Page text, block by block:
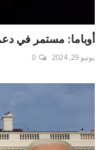
أوباما: مستمر في
يونيو 29, 2024 0